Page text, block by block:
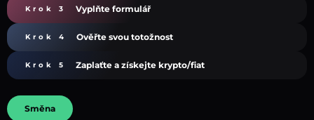
Krok 3 Vyplňte formulář
Krok 4 Ověřte svou totožnost
Krok 5 Zaplaťte a získejte krypto/fiat
Směna